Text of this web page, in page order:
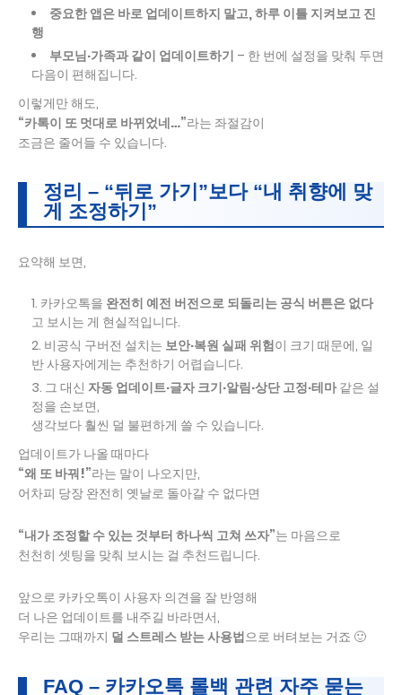
중요한 앱은 바로 업데이트하지 말고, 하루 이틀 지켜보고 진
행
부모님·가족과 같이 업데이트하기 – 한 번에 설정을 맞춰 두면
다음이 편해집니다.
이렇게만 해도,
“카톡이 또 멋대로 바뀌었네…”라는 좌절감이
조금은 줄어들 수 있습니다.
정리 – “뒤로 가기”보다 “내 취향에 맞
게 조정하기”
요약해 보면,
카카오톡을 완전히 예전 버전으로 되돌리는 공식 버튼은 없다
고 보시는 게 현실적입니다.
비공식 구버전 설치는 보안·복원 실패 위험이 크기 때문에, 일
반 사용자에게는 추천하기 어렵습니다.
그 대신 자동 업데이트·글자 크기·알림·상단 고정·테마 같은 설
정을 손보면,
생각보다 훨씬 덜 불편하게 쓸 수 있습니다.
업데이트가 나올 때마다
“왜 또 바꿔!”라는 말이 나오지만,
어차피 당장 완전히 옛날로 돌아갈 수 없다면
“내가 조정할 수 있는 것부터 하나씩 고쳐 쓰자”는 마음으로
천천히 셋팅을 맞춰 보시는 걸 추천드립니다.
앞으로 카카오톡이 사용자 의견을 잘 반영해
더 나은 업데이트를 내주길 바라면서,
우리는 그때까지 덜 스트레스 받는 사용법으로 버텨보는 거죠 🙂
FAQ – 카카오톡 롤백 관련 자주 묻는